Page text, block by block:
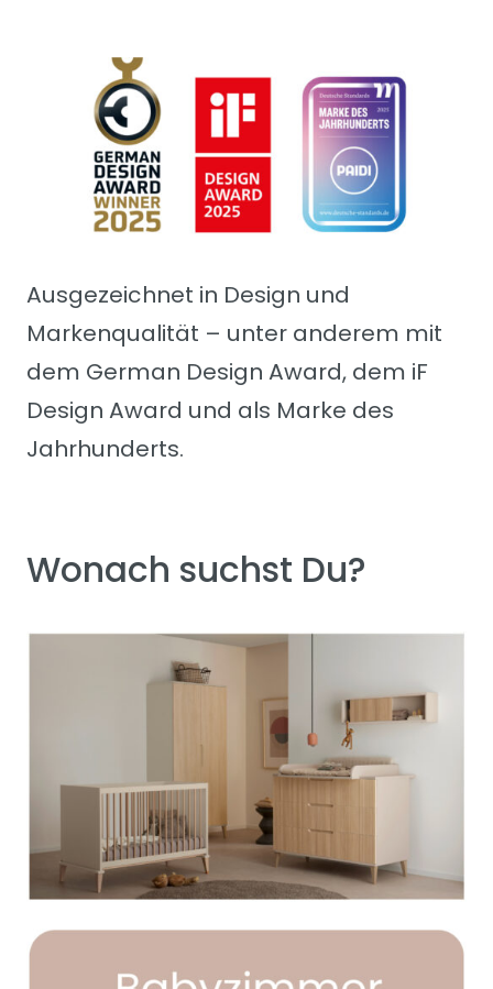
Ausgezeichnet in Design und
Markenqualität – unter anderem mit
dem German Design Award, dem iF
Design Award und als Marke des
Jahrhunderts.
Wonach suchst Du?